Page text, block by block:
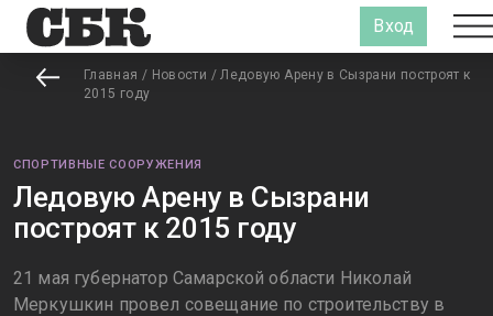
Вход
Главная / Новости / Ледовую Арену в Сызрани построят к
2015 году
СПОРТИВНЫЕ СООРУЖЕНИЯ
Ледовую Арену в Сызрани
построят к 2015 году
21 мая губернатор Самарской области Николай
Меркушкин провел совещание по строительству в